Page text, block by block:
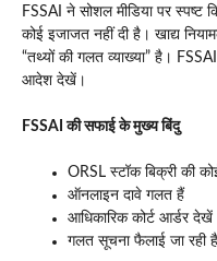
FSSAI ने सोशल मीडिया पर स्पष्ट
कोई इजाजत नहीं दी है। खाद्य
“तथ्यों की गलत व्याख्या” है।
आदेश देखें।
FSSAI की सफाई के मुख्य बिंदु
ORSL स्टॉक बिक्री की
ऑनलाइन दावे गलत हैं
आधिकारिक कोर्ट आर्डर देखें
गलत सूचना फैलाई जा रही है